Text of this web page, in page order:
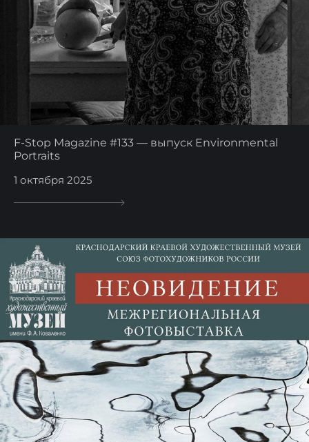
F-Stop Magazine #133 — выпуск Environmental
Portraits
1 октября 2025